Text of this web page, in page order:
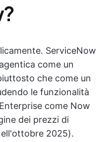
ServiceNow
come un
che come un
le funzionalità
come Now
dei prezzi di
2025).